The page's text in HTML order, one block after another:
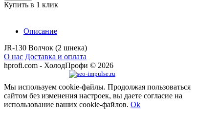
Купить в 1 клик
Описание
JR-130 Волчок (2 шнека)
О нас Доставка и оплата
hprofi.com - ХолодПрофи © 2026
Мы используем cookie-файлы. Продолжая пользоваться
сайтом без изменения настроек, вы даете согласие на
использование ваших cookie-файлов. Ok